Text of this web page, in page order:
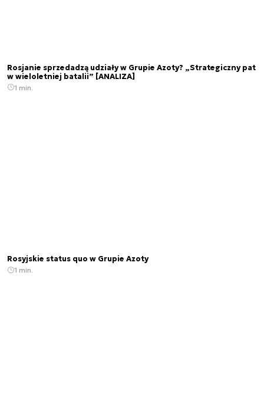
Rosjanie sprzedadzą udziały w Grupie Azoty? „Strategiczny pat
w wieloletniej batalii” [ANALIZA]
1 min.
Rosyjskie status quo w Grupie Azoty
1 min.